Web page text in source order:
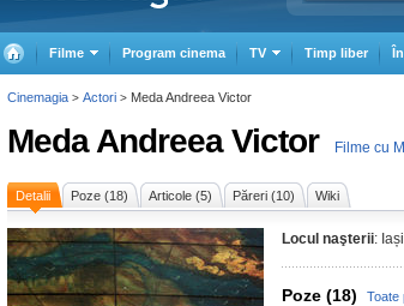
Filme Program cinema TV Timp liber
Meda Andreea Victor Filme cu
Detalii Poze (18) Articole (5) Păreri (10) Wiki
Locul naşterii: Iași
Poze (18) Toate
Cinemagia > Actori > Meda Andreea Victor